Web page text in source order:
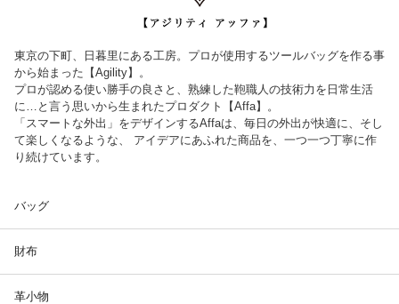
東京の下町、日暮里にある工房。プロが使用するツールバッグを作る事
から始まった【Agility】。
プロが認める使い勝手の良さと、熟練した鞄職人の技術力を日常生活
に…と言う思いから生まれたプロダクト【Affa】。
「スマートな外出」をデザインするAffaは、毎日の外出が快適に、そし
て楽しくなるような、 アイデアにあふれた商品を、一つ一つ丁寧に作
り続けています。
バッグ
財布
革小物